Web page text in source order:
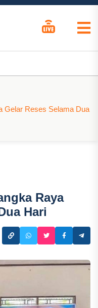
Gelar Reses Selama Dua
Raya
Hari